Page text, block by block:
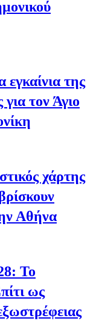
της
τον Άγιο
χάρτης
Αθήνα
Το
ως